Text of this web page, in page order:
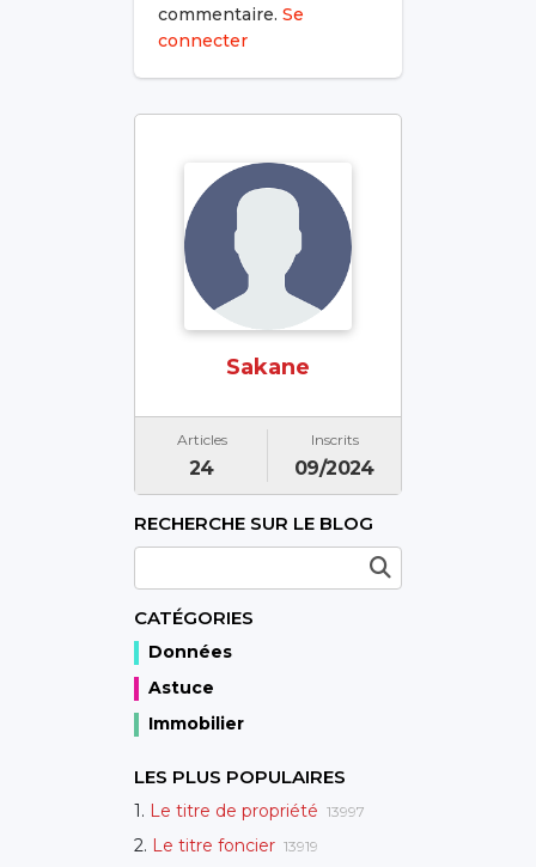
commentaire. Se
connecter
Sakane
Articles
24
Inscrits
09/2024
RECHERCHE SUR LE BLOG
CATÉGORIES
Données
Astuce
Immobilier
LES PLUS POPULAIRES
1. Le titre de propriété 13997
2. Le titre foncier 13919